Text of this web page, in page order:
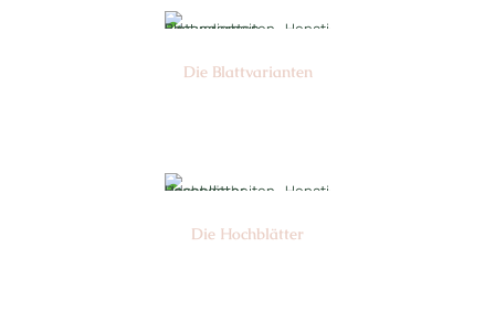
Die Blattvarianten
Die Hochblätter